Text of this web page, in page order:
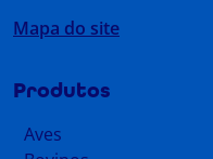
Mapa do site
Produtos
Aves